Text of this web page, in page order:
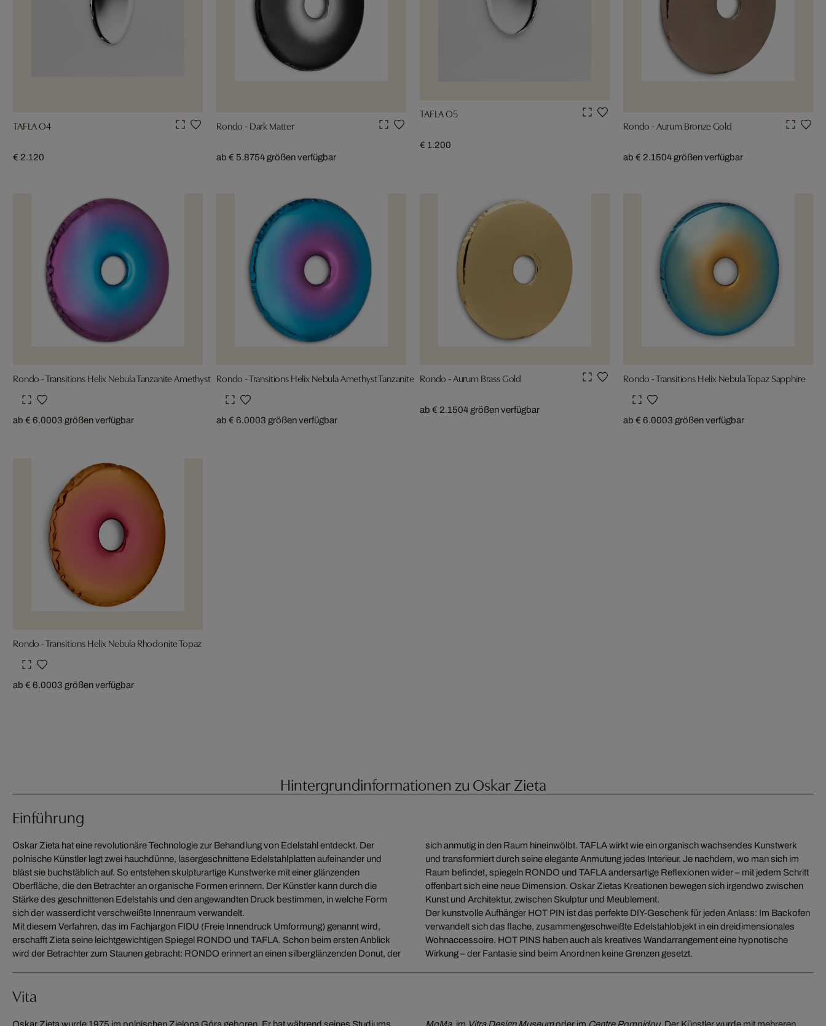
TAFLA O4
€ 2.120
Rondo - Dark Matter
ab € 5.8754 größen verfügbar
TAFLA O5
€ 1.200
Rondo - Aurum Bronze Gold
ab € 2.1504 größen verfügbar
Rondo - Transitions Helix Nebula Tanzanite Amethyst
ab € 6.0003 größen verfügbar
Rondo - Transitions Helix Nebula Amethyst Tanzanite
ab € 6.0003 größen verfügbar
Rondo - Aurum Brass Gold
ab € 2.1504 größen verfügbar
Rondo - Transitions Helix Nebula Topaz Sapphire
ab € 6.0003 größen verfügbar
Rondo - Transitions Helix Nebula Rhodonite Topaz
ab € 6.0003 größen verfügbar
Hintergrundinformationen zu Oskar Zieta
Einführung
Oskar Zieta hat eine revolutionäre Technologie zur Behandlung von Edelstahl entdeckt. Der
polnische Künstler legt zwei hauchdünne, lasergeschnittene Edelstahlplatten aufeinander und
bläst sie buchstäblich auf. So entstehen skulpturartige Kunstwerke mit einer glänzenden
Oberfläche, die den Betrachter an organische Formen erinnern. Der Künstler kann durch die
Stärke des geschnittenen Edelstahls und den angewandten Druck bestimmen, in welche Form
sich der wasserdicht verschweißte Innenraum verwandelt.
Mit diesem Verfahren, das im Fachjargon FIDU (Freie Innendruck Umformung) genannt wird,
erschafft Zieta seine leichtgewichtigen Spiegel RONDO und TAFLA. Schon beim ersten Anblick
wird der Betrachter zum Staunen gebracht: RONDO erinnert an einen silberglänzenden Donut, der
sich anmutig in den Raum hineinwölbt. TAFLA wirkt wie ein organisch wachsendes Kunstwerk
und transformiert durch seine elegante Anmutung jedes Interieur. Je nachdem, wo man sich im
Raum befindet, spiegeln RONDO und TAFLA andersartige Reflexionen wider – mit jedem Schritt
offenbart sich eine neue Dimension. Oskar Zietas Kreationen bewegen sich irgendwo zwischen
Kunst und Architektur, zwischen Skulptur und Meublement.
Der kunstvolle Aufhänger HOT PIN ist das perfekte DIY-Geschenk für jeden Anlass: Im Backofen
verwandelt sich das flache, zusammengeschweißte Edelstahlobjekt in ein dreidimensionales
Wohnaccessoire. HOT PINS haben auch als kreatives Wandarrangement eine hypnotische
Wirkung – der Fantasie sind beim Anordnen keine Grenzen gesetzt.
Vita
Oskar Zieta wurde 1975 im polnischen Zielona Góra geboren. Er hat während seines Studiums MoMa, im Vitra Design Museumoder im Centre Pompidou. Der Künstler wurde mit mehreren